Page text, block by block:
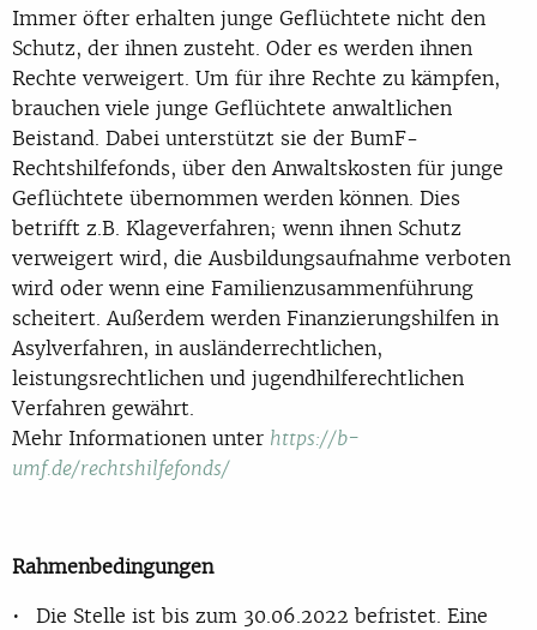
Immer öfter erhalten junge Geflüchtete nicht den
Schutz, der ihnen zusteht. Oder es werden ihnen
Rechte verweigert. Um für ihre Rechte zu kämpfen,
brauchen viele junge Geflüchtete anwaltlichen
Beistand. Dabei unterstützt sie der BumF-
Rechtshilfefonds, über den Anwaltskosten für junge
Geflüchtete übernommen werden können. Dies
betrifft z.B. Klageverfahren; wenn ihnen Schutz
verweigert wird, die Ausbildungsaufnahme verboten
wird oder wenn eine Familienzusammenführung
scheitert. Außerdem werden Finanzierungshilfen in
Asylverfahren, in ausländerrechtlichen,
leistungsrechtlichen und jugendhilferechtlichen
Verfahren gewährt.
Mehr Informationen unter https://b-
umf.de/rechtshilfefonds/
Rahmenbedingungen
Die Stelle ist bis zum 30.06.2022 befristet. Eine